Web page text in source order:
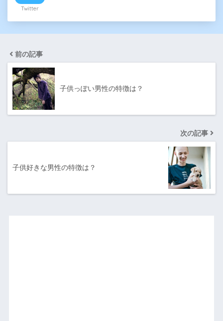
Twitter
前の記事
子供っぽい男性の特徴は？
次の記事
子供好きな男性の特徴は？